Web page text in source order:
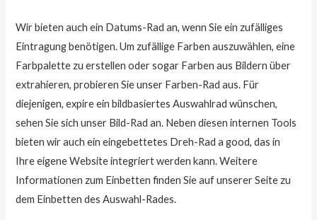
Wir bieten auch ein Datums-Rad an, wenn Sie ein zufälliges
Eintragung benötigen. Um zufällige Farben auszuwählen, eine
Farbpalette zu erstellen oder sogar Farben aus Bildern über
extrahieren, probieren Sie unser Farben-Rad aus. Für
diejenigen, expire ein bildbasiertes Auswahlrad wünschen,
sehen Sie sich unser Bild-Rad an. Neben diesen internen Tools
bieten wir auch ein eingebettetes Dreh-Rad a good, das in
Ihre eigene Website integriert werden kann. Weitere
Informationen zum Einbetten finden Sie auf unserer Seite zu
dem Einbetten des Auswahl-Rades.